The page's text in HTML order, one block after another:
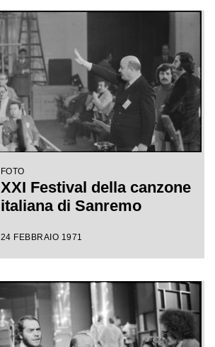
FOTO
XXI Festival della canzone
italiana di Sanremo
24 FEBBRAIO 1971